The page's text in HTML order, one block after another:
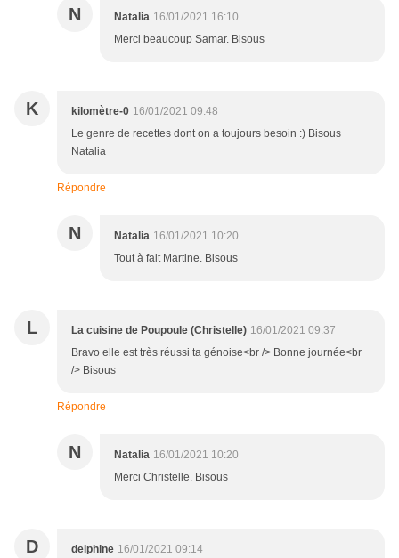
N Natalia 16/01/2021 16:10
Merci beaucoup Samar. Bisous
K kilomètre-0 16/01/2021 09:48
Le genre de recettes dont on a toujours besoin :) Bisous
Natalia
Répondre
N Natalia 16/01/2021 10:20
Tout à fait Martine. Bisous
L La cuisine de Poupoule (Christelle) 16/01/2021 09:37
Bravo elle est très réussi ta génoise<br /> Bonne journée<br
/> Bisous
Répondre
N Natalia 16/01/2021 10:20
Merci Christelle. Bisous
D delphine 16/01/2021 09:14